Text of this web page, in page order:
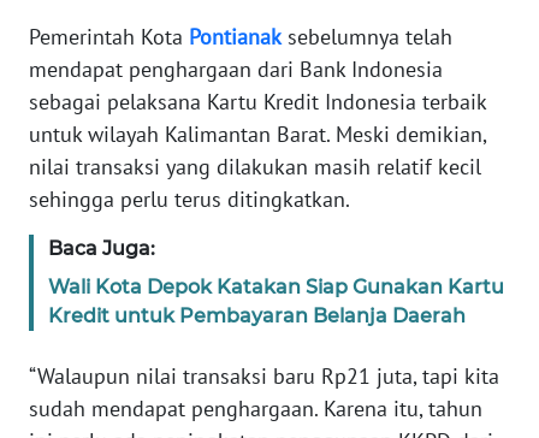
Pemerintah Kota Pontianaksebelumnya telah
mendapat penghargaan dari Bank Indonesia
sebagai pelaksana Kartu Kredit Indonesia terbaik
untuk wilayah Kalimantan Barat. Meski demikian,
nilai transaksi yang dilakukan masih relatif kecil
sehingga perlu terus ditingkatkan.
Baca Juga:
Wali Kota Depok Katakan Siap Gunakan Kartu
Kredit untuk Pembayaran Belanja Daerah
“Walaupun nilai transaksi baru Rp21 juta, tapi kita
sudah mendapat penghargaan. Karena itu, tahun
KARIR
DISCLAIMER
Wahana
News
Regional
SUMUT
JAKARTA